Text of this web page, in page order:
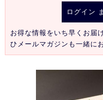
ログイン
お得な情報をいち早くお届
ひメールマガジンも一緒に